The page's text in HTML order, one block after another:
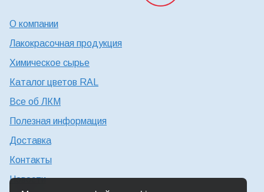
О компании
Лакокрасочная продукция
Химическое сырье
Каталог цветов RAL
Все об ЛКМ
Полезная информация
Доставка
Контакты
Новости